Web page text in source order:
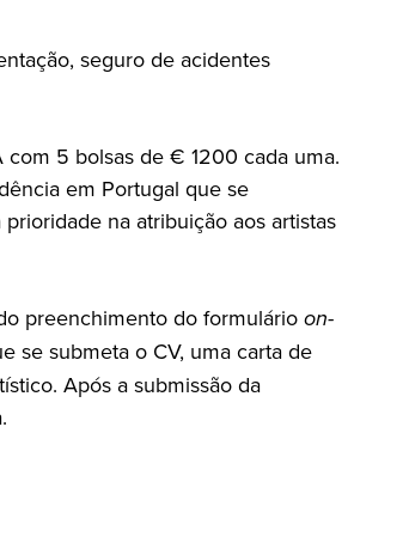
seguro de acidentes
com 5 bolsas de € 1200 cada uma.
em Portugal que se
na atribuição aos artistas
preenchimento do formulário on-
se submeta o CV, uma carta de
Após a submissão da